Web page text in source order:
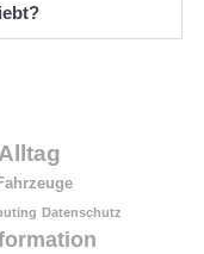
Datenschutz